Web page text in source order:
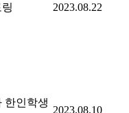
2023.08.22
한인학생
2023.08.10